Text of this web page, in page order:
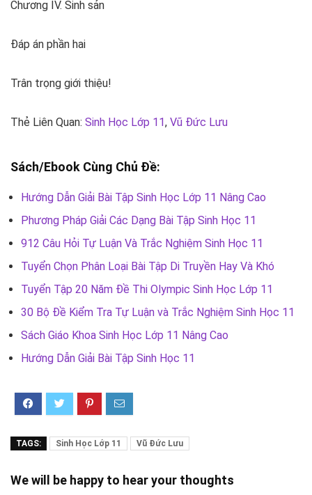
Chương IV. Sinh sản
Đáp án phần hai
Trân trọng giới thiệu!
Thẻ Liên Quan: Sinh Học Lớp 11, Vũ Đức Lưu
Sách/Ebook Cùng Chủ Đề:
Hướng Dẫn Giải Bài Tập Sinh Học Lớp 11 Nâng Cao
Phương Pháp Giải Các Dạng Bài Tập Sinh Học 11
912 Câu Hỏi Tự Luận Và Trắc Nghiệm Sinh Học 11
Tuyển Chọn Phân Loại Bài Tập Di Truyền Hay Và Khó
Tuyển Tập 20 Năm Đề Thi Olympic Sinh Học Lớp 11
30 Bộ Đề Kiểm Tra Tự Luận và Trắc Nghiệm Sinh Học 11
Sách Giáo Khoa Sinh Học Lớp 11 Nâng Cao
Hướng Dẫn Giải Bài Tập Sinh Học 11
TAGS: Sinh Học Lớp 11 Vũ Đức Lưu
We will be happy to hear your thoughts